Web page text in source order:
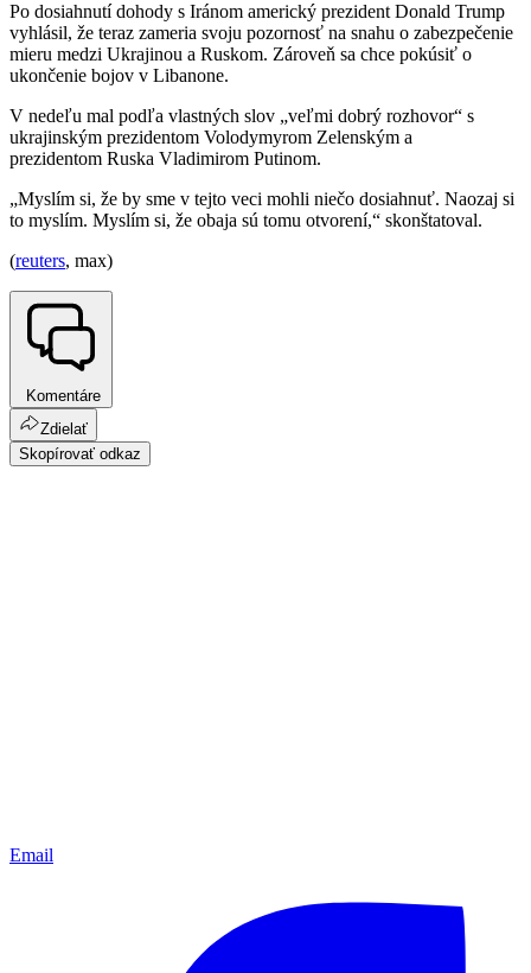
Po dosiahnutí dohody s Iránom americký prezident Donald Trump
vyhlásil, že teraz zameria svoju pozornosť na snahu o zabezpečenie
mieru medzi Ukrajinou a Ruskom. Zároveň sa chce pokúsiť o
ukončenie bojov v Libanone.
V nedeľu mal podľa vlastných slov „veľmi dobrý rozhovor“ s
ukrajinským prezidentom Volodymyrom Zelenským a
prezidentom Ruska Vladimirom Putinom.
„Myslím si, že by sme v tejto veci mohli niečo dosiahnuť. Naozaj si
to myslím. Myslím si, že obaja sú tomu otvorení,“ skonštatoval.
(reuters, max)
Komentáre
Zdielať
Skopírovať odkaz
Email